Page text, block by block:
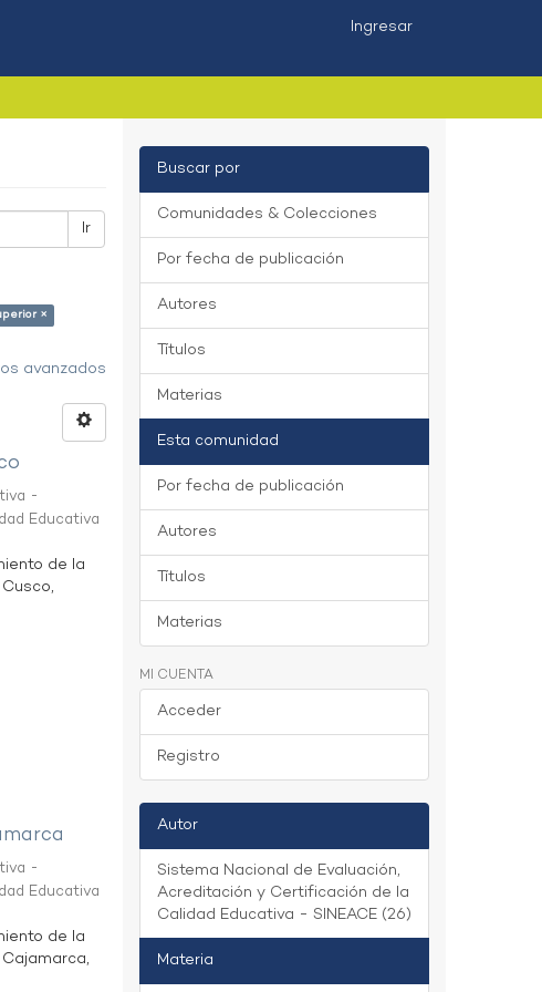
Ingresar
Ir
×
avanzados
-
Educativa
de la
-
Educativa
de la
Buscar por
Comunidades & Colecciones
Por fecha de publicación
Autores
Títulos
Materias
Esta comunidad
Por fecha de publicación
Autores
Títulos
Materias
MI CUENTA
Acceder
Registro
Autor
Sistema Nacional de Evaluación,
Acreditación y Certificación de la
Calidad Educativa - SINEACE (26)
Materia